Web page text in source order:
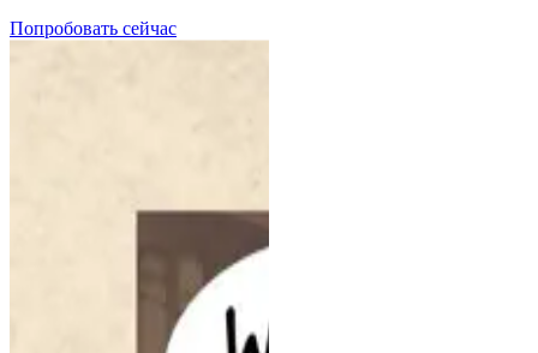
Попробовать сейчас